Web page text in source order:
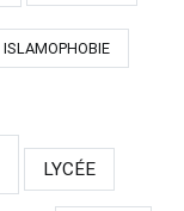
ISLAMOPHOBIE
LYCÉE